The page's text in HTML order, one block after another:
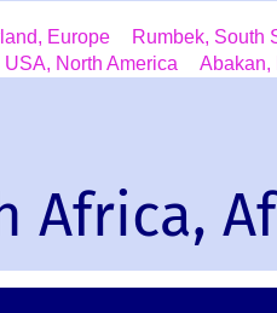
Europe Rumbek, South
North America Abakan,
Africa,